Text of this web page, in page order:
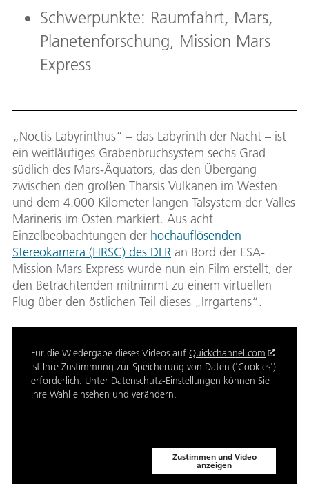
Schwerpunkte: Raumfahrt, Mars,
Planetenforschung, Mission Mars
Express
„Noctis Labyrinthus“ – das Labyrinth der Nacht – ist
ein weitläufiges Grabenbruchsystem sechs Grad
südlich des Mars-Äquators, das den Übergang
zwischen den großen Tharsis Vulkanen im Westen
und dem 4.000 Kilometer langen Talsystem der Valles
Marineris im Osten markiert. Aus acht
Einzelbeobachtungen der hochauflösenden
Stereokamera (HRSC) des DLR an Bord der ESA-
Mission Mars Express wurde nun ein Film erstellt, der
den Betrachtenden mitnimmt zu einem virtuellen
Flug über den östlichen Teil dieses „Irrgartens“.
Für die Wiedergabe dieses Videos auf Quickchannel.com
ist Ihre Zustimmung zur Speicherung von Daten ('Cookies')
erforderlich. Unter Datenschutz-Einstellungen können Sie
Ihre Wahl einsehen und verändern.
Zustimmen und Video
anzeigen